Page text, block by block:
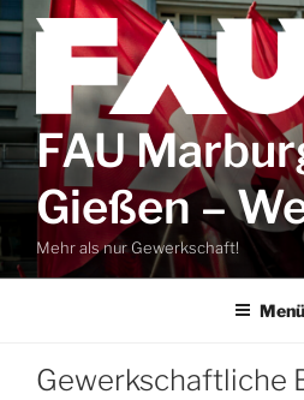
Zum
Inhalt
springen
FAU
Gießen –
Mehr als nur Gewerkschaft!
Menü
Gewerkschaftliche